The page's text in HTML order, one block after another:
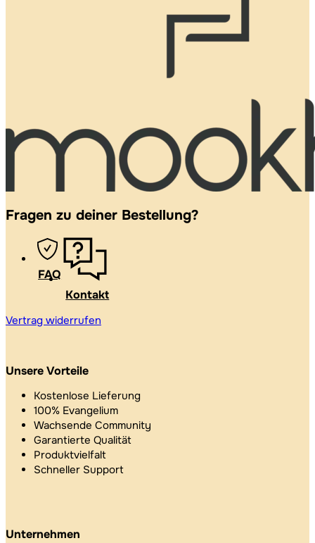
Fragen zu deiner Bestellung?
FAQ
Kontakt
Vertrag widerrufen
Unsere Vorteile
Kostenlose Lieferung
100% Evangelium
Wachsende Community
Garantierte Qualität
Produktvielfalt
Schneller Support
Unternehmen